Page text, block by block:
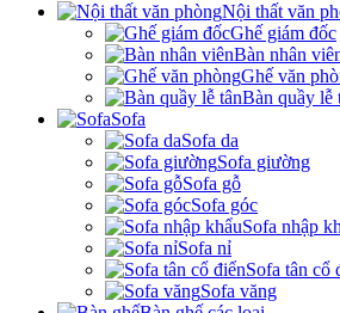
Nội thất văn
Ghế giám đốc
Bàn nhân
Ghế văn
Bàn quầy lễ
Sofa
Sofa da
Sofa giường
Sofa gỗ
Sofa góc
Sofa nhập
Sofa nỉ
Sofa tân cổ
Sofa văng